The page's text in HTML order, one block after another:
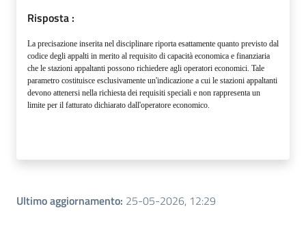
Risposta :
La precisazione inserita nel disciplinare riporta esattamente quanto previsto dal
codice degli appalti in merito al requisito di capacità economica e finanziaria
che le stazioni appaltanti possono richiedere agli operatori economici. Tale
parametro costituisce esclusivamente un'indicazione a cui le stazioni appaltanti
devono attenersi nella richiesta dei requisiti speciali e non rappresenta un
limite per il fatturato dichiarato dall'operatore economico.
Ultimo aggiornamento: 25-05-2026, 12:29